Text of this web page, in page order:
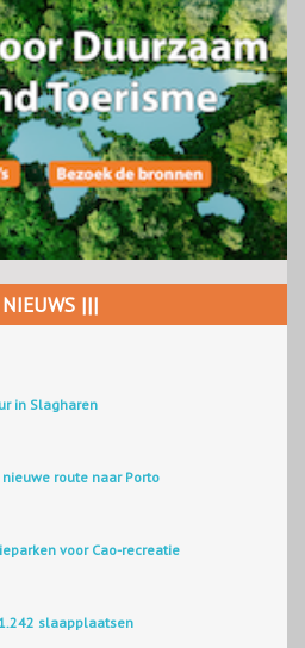
|||
in Slagharen
route naar Porto
voor Cao-recreatie
slaapplaatsen